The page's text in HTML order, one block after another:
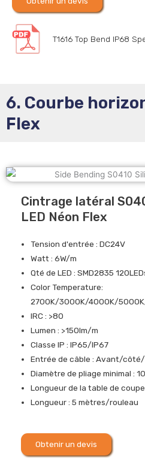
T1616 Top Bend IP68
6. Courbe
Flex
Cintrage latéral
LED Néon Flex
Tension d'entrée : DC24V
Watt : 6W/m
Qté de LED : SMD2835
Color Temperature:
2700K/3000K/4000K/
IRC : >80
Lumen : >150lm/m
Classe IP : IP65/IP67
Entrée de câble : Avant/
Diamètre de pliage minimal :
Longueur de la table de coupe
Longueur : 5 mètres/rouleau
Obtenir un devis